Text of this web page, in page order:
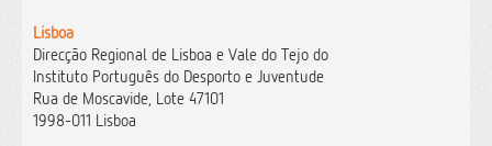
Lisboa
Direcção Regional de Lisboa e Vale do Tejo do
Instituto Português do Desporto e Juventude
Rua de Moscavide, Lote 47101
1998-011 Lisboa